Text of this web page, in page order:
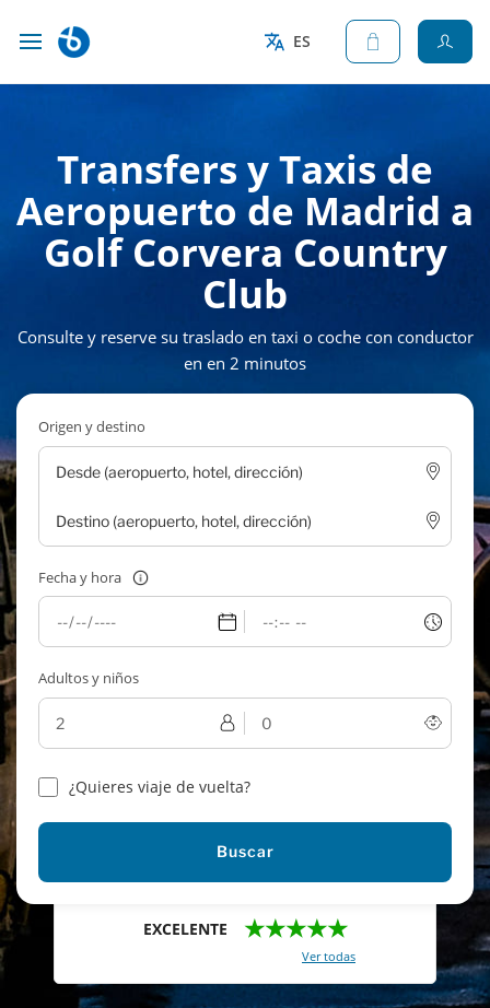
ES
Transfers y Taxis de
Aeropuerto de Madrid a
Golf Corvera Country
Club
Consulte y reserve su traslado en taxi o coche con conductor
en en 2 minutos
Origen y destino
Fecha y hora
Adultos y niños
¿Quieres viaje de vuelta?
Buscar
EXCELENTE ★★★★★
Ver todas